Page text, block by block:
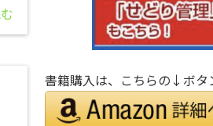
書籍購入は、こちらの↓ボタ